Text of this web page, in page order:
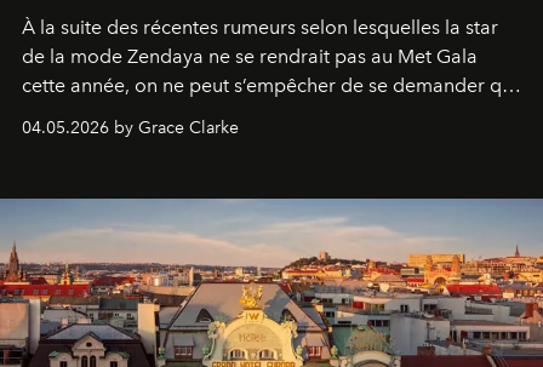
À la suite des récentes rumeurs selon lesquelles la star
de la mode Zendaya ne se rendrait pas au Met Gala
cette année, on ne peut s’empêcher de se demander qui
04.05.2026 by Grace Clarke